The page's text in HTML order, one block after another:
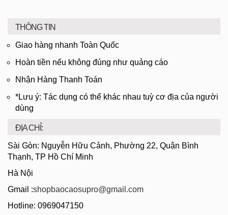
THÔNG TIN
Giao hàng nhanh Toàn Quốc
Hoàn tiền nếu không đúng như quảng cáo
Nhận Hàng Thanh Toán
*Lưu ý: Tác dụng có thể khác nhau tuỳ cơ địa của người
dùng
ĐỊA CHỈ:
Sài Gòn: Nguyễn Hữu Cảnh, Phường 22, Quận Bình
Thạnh, TP Hồ Chí Minh
Hà Nội
Gmail :shopbaocaosupro@gmail.com
Hotline: 0969047150